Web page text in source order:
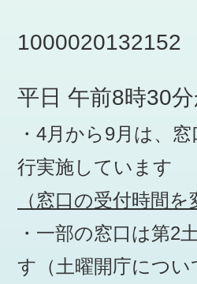
1000020132152
平日 午前8時30
・4月から9月は、
行実施しています
（窓口の受付時間
・一部の窓口は第2
す （土曜開庁につ